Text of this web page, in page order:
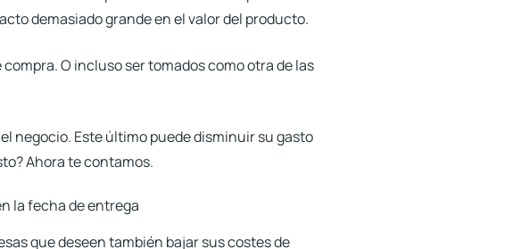
demasiado grande en el valor del producto.
O incluso ser tomados como otra de las
negocio. Este último puede disminuir su gasto
Ahora te contamos.
que deseen también bajar sus costes de